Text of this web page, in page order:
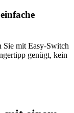
Sie mit Easy-Switch
genügt, kein